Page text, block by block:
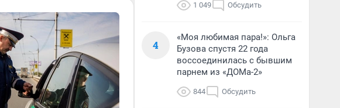
1 049 Обсудить
4
«Моя любимая пара!»: Ольга
Бузова спустя 22 года
воссоединилась с бывшим
парнем из «ДОМа-2»
844 Обсудить